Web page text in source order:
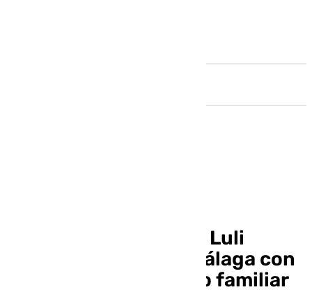
El fenómeno mundial Luli
Pampín actuará en Málaga con
su nuevo espectáculo familiar